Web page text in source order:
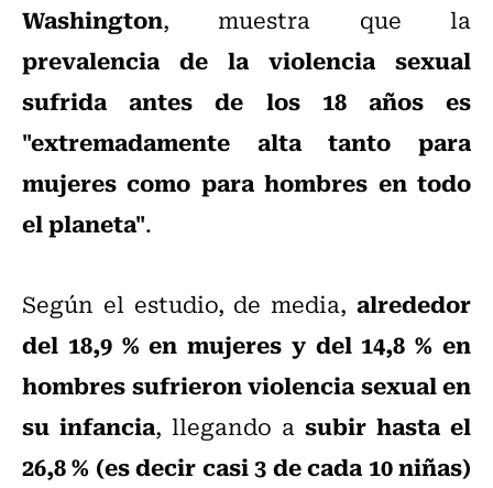
Washington, muestra que la
prevalencia de la violencia sexual
sufrida antes de los 18 años es
"extremadamente alta tanto para
mujeres como para hombres en todo
el planeta".
Según el estudio, de media, alrededor
del 18,9 % en mujeres y del 14,8 % en
hombres sufrieron violencia sexual en
su infancia, llegando a subir hasta el
26,8 % (es decir casi 3 de cada 10 niñas)